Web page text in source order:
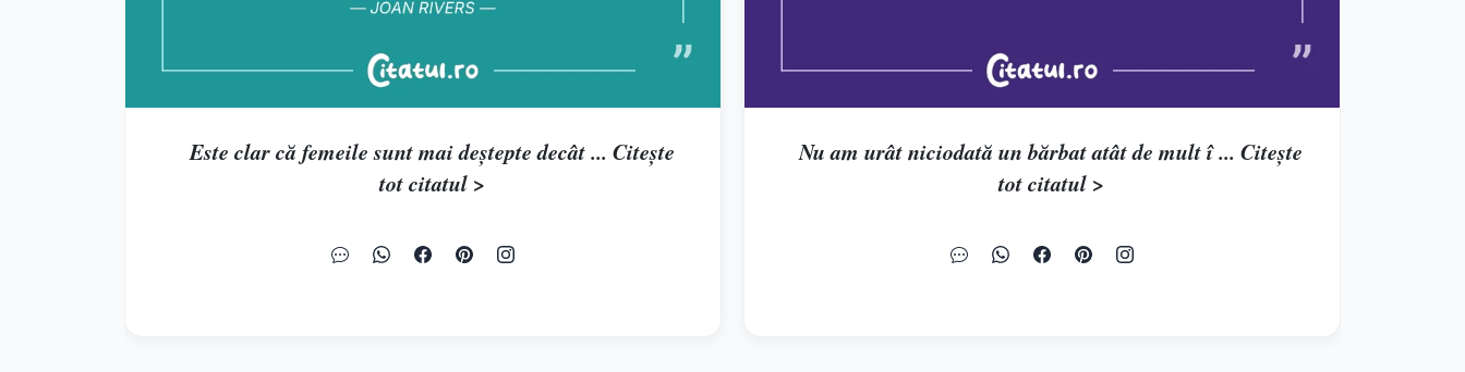
Este clar că femeile sunt mai deştepte decât ... Citește
tot citatul >
Nu am urât niciodată un bărbat atât de mult î ... Citește
tot citatul >